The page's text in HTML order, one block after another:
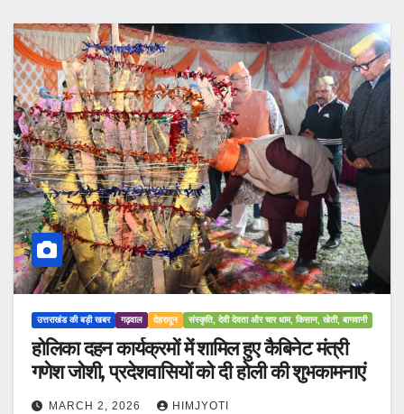
उत्तराखंड की बड़ी खबर गढ़वाल देहरादून संस्कृति, देवी देवता और चार धाम, किसान, खेती, बागवानी
होलिका दहन कार्यक्रमों में शामिल हुए कैबिनेट मंत्री
गणेश जोशी, प्रदेशवासियों को दी होली की शुभकामनाएं
MARCH 2, 2026 HIMJYOTI